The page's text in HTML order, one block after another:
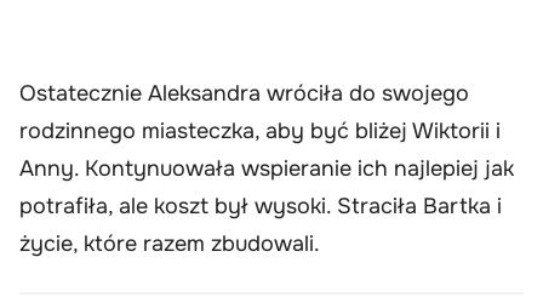
Ostatecznie Aleksandra wróciła do swojego
rodzinnego miasteczka, aby być bliżej Wiktorii i
Anny. Kontynuowała wspieranie ich najlepiej jak
potrafiła, ale koszt był wysoki. Straciła Bartka i
życie, które razem zbudowali.